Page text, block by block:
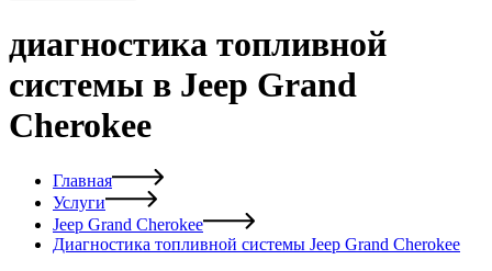
диагностика топливной
системы в Jeep Grand
Cherokee
Главная
Услуги
Jeep Grand Cherokee
Диагностика топливной системы Jeep Grand Cherokee